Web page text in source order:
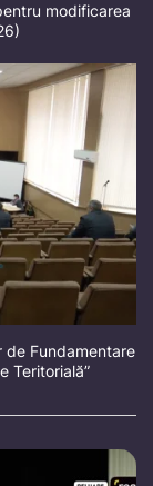
modificarea
de Fundamentare
Teritorială”